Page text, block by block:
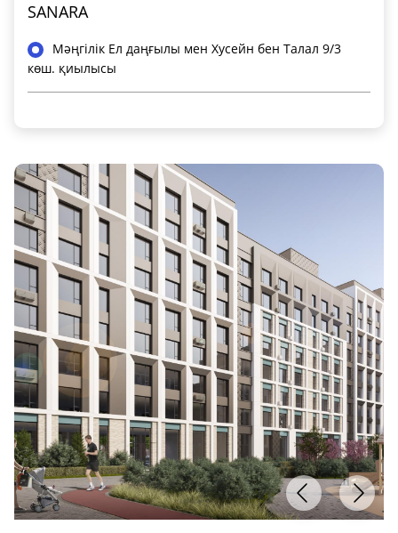
SANARA
Мәңгілік Ел даңғылы мен Хусейн бен Талал 9/3
көш. қиылысы